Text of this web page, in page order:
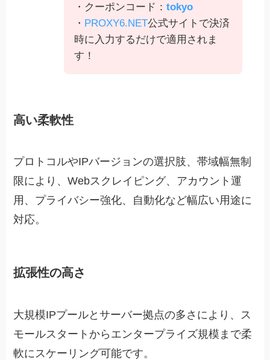
・クーポンコード：tokyo
・ PROXY6.NET公式サイトで決済
時に入力するだけで適用されま
す！
高い柔軟性
プロトコルやIPバージョンの選択肢、帯域幅無制
限により、Webスクレイピング、アカウント運
用、プライバシー強化、自動化など幅広い用途に
対応。
拡張性の高さ
大規模IPプールとサーバー拠点の多さにより、ス
モールスタートからエンタープライズ規模まで柔
軟にスケーリング可能です。